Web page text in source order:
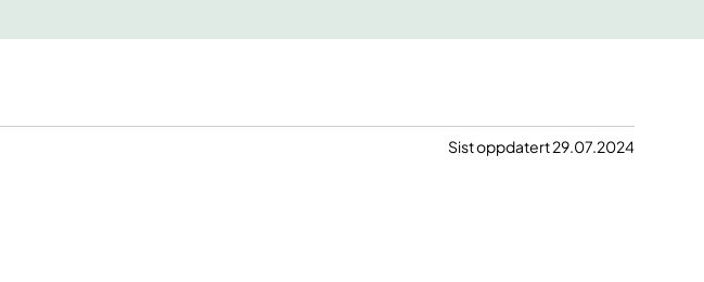
Sist oppdatert 29.07.2024